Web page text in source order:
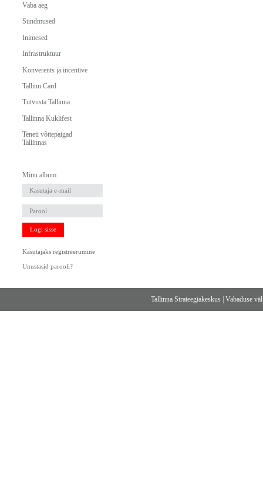
Vaba aeg
Sündmused
Inimesed
Infrastruktuur
Konverents ja incentive
Tallinn Card
Tutvusta Tallinna
Tallinna Kuklifest
Teneti võttepaigad
Tallinnas
Minu album
Logi sisse
Kasutajaks registreerumine
Unustasid parooli?
Tallinna Strateegiakeskus |Vabaduse